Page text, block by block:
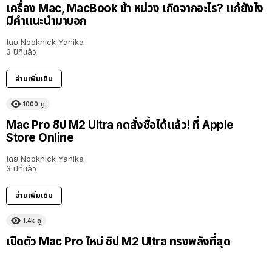
เครื่อง Mac, MacBook ช้า หน่วง เกิดจากอะไร? แก้ยังไง
มีคำแนะนำมาบอก
โดย Nooknick Yanika
3 ปีที่แล้ว
อ่านเพิ่มเติม
1000 ดู
Mac Pro ชิป M2 Ultra กดสั่งซื้อได้แล้ว! ที่ Apple
Store Online
โดย Nooknick Yanika
3 ปีที่แล้ว
อ่านเพิ่มเติม
1.4k ดู
เปิดตัว Mac Pro ใหม่ ชิป M2 Ultra ทรงพลังที่สุด